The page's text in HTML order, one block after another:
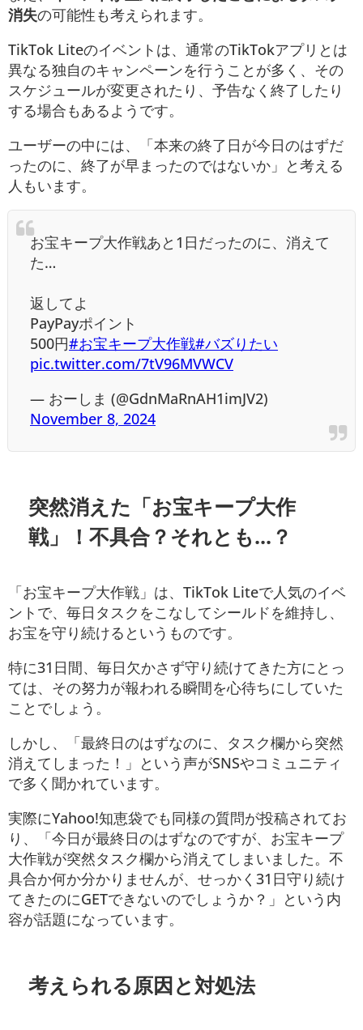
消失の可能性も考えられます。
TikTok Liteのイベントは、通常のTikTokアプリとは
異なる独自のキャンペーンを行うことが多く、その
スケジュールが変更されたり、予告なく終了したり
する場合もあるようです。
ユーザーの中には、「本来の終了日が今日のはずだ
ったのに、終了が早まったのではないか」と考える
人もいます。
お宝キープ大作戦あと1日だったのに、消えて
た…
返してよ
PayPayポイント
500円#お宝キープ大作戦#バズりたい
pic.twitter.com/7tV96MVWCV
— おーしま (@GdnMaRnAH1imJV2)
November 8, 2024
突然消えた「お宝キープ大作
戦」！不具合？それとも...？
「お宝キープ大作戦」は、TikTok Liteで人気のイベ
ントで、毎日タスクをこなしてシールドを維持し、
お宝を守り続けるというものです。
特に31日間、毎日欠かさず守り続けてきた方にとっ
ては、その努力が報われる瞬間を心待ちにしていた
ことでしょう。
しかし、「最終日のはずなのに、タスク欄から突然
消えてしまった！」という声がSNSやコミュニティ
で多く聞かれています。
実際にYahoo!知恵袋でも同様の質問が投稿されてお
り、「今日が最終日のはずなのですが、お宝キープ
大作戦が突然タスク欄から消えてしまいました。不
具合か何か分かりませんが、せっかく31日守り続け
てきたのにGETできないのでしょうか？」という内
容が話題になっています。
考えられる原因と対処法